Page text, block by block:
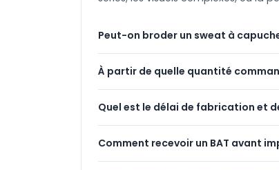
Peut-on broder un sweat à
À partir de quelle quantité
Quel est le délai de fabrication et
Comment recevoir un BAT avant